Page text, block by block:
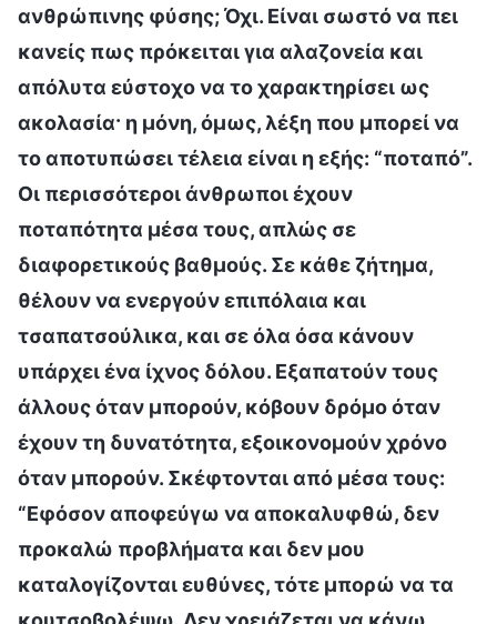
ανθρώπινης φύσης; Όχι. Είναι σωστό να πει
κανείς πως πρόκειται για αλαζονεία και
απόλυτα εύστοχο να το χαρακτηρίσει ως
ακολασία· η μόνη, όμως, λέξη που μπορεί να
το αποτυπώσει τέλεια είναι η εξής: “ποταπό”.
Οι περισσότεροι άνθρωποι έχουν
ποταπότητα μέσα τους, απλώς σε
διαφορετικούς βαθμούς. Σε κάθε ζήτημα,
θέλουν να ενεργούν επιπόλαια και
τσαπατσούλικα, και σε όλα όσα κάνουν
υπάρχει ένα ίχνος δόλου. Εξαπατούν τους
άλλους όταν μπορούν, κόβουν δρόμο όταν
έχουν τη δυνατότητα, εξοικονομούν χρόνο
όταν μπορούν. Σκέφτονται από μέσα τους:
“Εφόσον αποφεύγω να αποκαλυφθώ, δεν
προκαλώ προβλήματα και δεν μου
καταλογίζονται ευθύνες, τότε μπορώ να τα